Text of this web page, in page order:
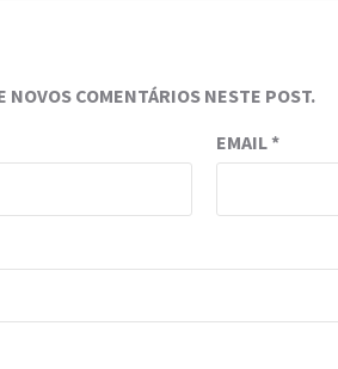
NOVOS COMENTÁRIOS NESTE POST.
EMAIL*